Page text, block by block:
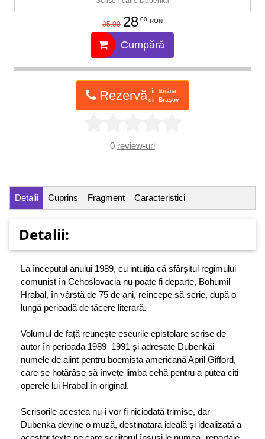
35.00 28.00 RON
Cumpără
Rezervă
în librăria
din Brașov
0 review-uri
Detalii Cuprins Fragment Caracteristici
Detalii:
La începutul anului 1989, cu intuiția că sfârșitul regimului
comunist în Cehoslovacia nu poate fi departe, Bohumil
Hrabal, în vârstă de 75 de ani, reîncepe să scrie, după o
lungă perioadă de tăcere literară.
Volumul de față reunește eseurile epistolare scrise de
autor în perioada 1989–1991 și adresate Dubenkăi –
numele de alint pentru boemista americană April Gifford,
care se hotărâse să învețe limba cehă pentru a putea citi
operele lui Hrabal în original.
Scrisorile acestea nu-i vor fi niciodată trimise, dar
Dubenka devine o muză, destinatara ideală și idealizată a